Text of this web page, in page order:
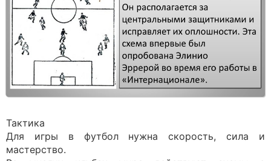
Тактика
Для игры в футбол нужна скорость, сила и
мастерство.